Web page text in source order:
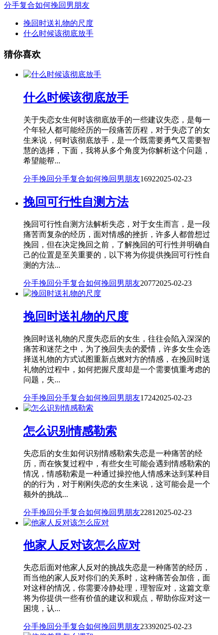
分手复合如何挽回男朋友
挽回时送礼物的尺度
什么时候该彻底放手
猜你喜欢
什么时候该彻底放手
关于失恋女生何时该彻底放手的一些建议失恋，是每一
个年轻人都可能经历的一段痛苦历程，对于失恋了的女
生来说，何时该彻底放手，是一个既需要勇气又需要智
慧的选择，下面，我将从多个角度为你解析这个问题，
希望能帮...
分手挽回分手复合如何挽回男朋友16922025-02-23
挽回可行性自测方法
挽回可行性自测方法解析失恋，对于女生而言，是一段
痛苦而复杂的经历，面对情感的挫折，许多人都曾想过
挽回，但在决定挽回之前，了解挽回的可行性并明确自
己的位置是至关重要的，以下将为你提供挽回可行性自
测的方法...
分手挽回分手复合如何挽回男朋友20772025-02-23
挽回时送礼物的尺度
挽回时送礼物的尺度失恋后的女生，往往会陷入深深的
痛苦和迷茫之中，为了挽回失去的爱情，许多女生会选
择送礼物的方式试图重新点燃对方的情感，在挽回时送
礼物的过程中，如何把握尺度却是一个需要慎重考虑的
问题，失...
分手挽回分手复合如何挽回男朋友17242025-02-23
怎么识别情感勒索
失恋后的女生如何识别情感勒索失恋是一种痛苦的经
历，而在恢复过程中，有些女生可能会遇到情感勒索的
情况，情感勒索是一种通过操控他人情感来达到某种目
的的行为，对于刚刚失恋的女生来说，这可能会是一个
额外的挑战...
分手挽回分手复合如何挽回男朋友2281 2025-02-23
他家人反对该怎么应对
失恋后面对他家人反对的挑战失恋是一种痛苦的经历，
而当他的家人反对你们的关系时，这种痛苦会加倍，面
对这样的情况，你需要冷静处理，理智应对，这篇文章
将为你提供一些有价值的建议和观点，帮助你应对这一
困境，认...
分手挽回分手复合如何挽回男朋友23392025-02-23